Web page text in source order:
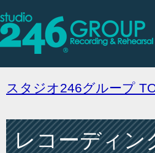
スタジオ246グループ
レコーディン